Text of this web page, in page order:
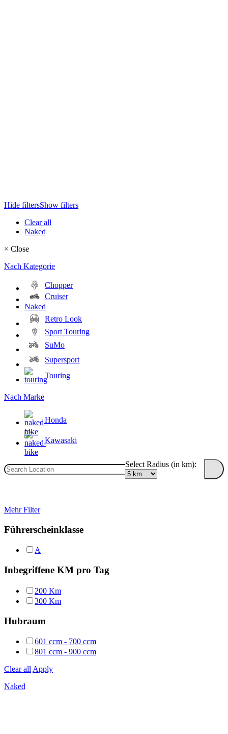
Hide filtersShow filters
Clear all
Naked
× Close
Nach Kategorie
Chopper
Cruiser
Naked
Retro Look
Sport Touring
SuMo
Supersport
Touring
Nach Marke
Honda
Kawasaki
Select Radius (in km):
Mehr Filter
Führerscheinklasse
A
Inbegriffene KM pro Tag
200 Km
300 Km
Hubraum
601 ccm - 700 ccm
801 ccm - 900 ccm
Clear all Apply
Naked